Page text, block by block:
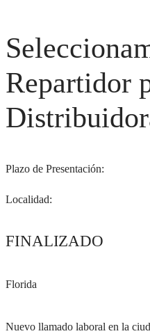
Repartidor
Plazo de Presentación:
Localidad:
FINALIZADO
Florida
Nuevo llamado laboral en la